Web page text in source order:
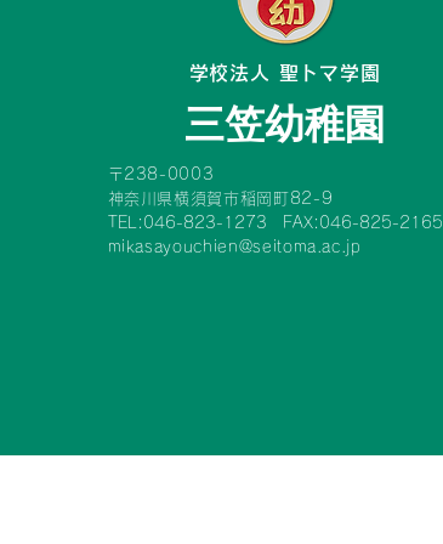
​学校法人 聖トマ学園
三笠幼稚園
〒238-0003
神奈川県横須賀市稲岡町82-9
TEL:046-823-1273 FAX:046-825-2165
mikasayouchien@seitoma.ac.jp